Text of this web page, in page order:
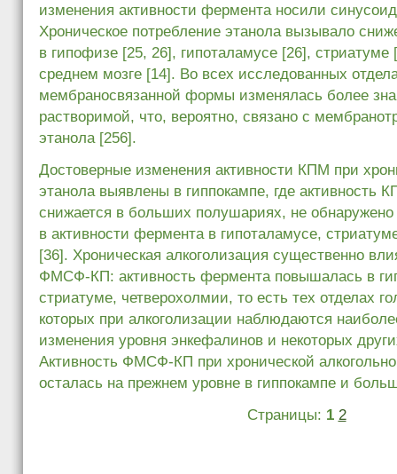
изменения активности фермента носили
Хроническое потребление этанола вызывало
в гипофизе [25, 26], гипоталамусе [26], стриатуме
среднем мозге [14]. Во всех исследованных
мембраносвязанной формы изменялась более
растворимой, что, вероятно, связано с
этанола [256].
Достоверные изменения активности КПМ при
этанола выявлены в гиппокампе, где активность
снижается в больших полушариях, не
в активности фермента в гипоталамусе,
[36]. Хроническая алкоголизация существенно
ФМСФ-КП: активность фермента повышалась в
стриатуме, четверохолмии, то есть тех отделах
которых при алкоголизации наблюдаются
изменения уровня энкефалинов и некоторых
Активность ФМСФ-КП при хронической
осталась на прежнем уровне в гиппокампе и
Страницы: 1 2